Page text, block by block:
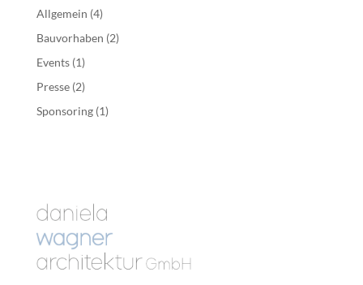
Allgemein (4)
Bauvorhaben (2)
Events(1)
Presse(2)
Sponsoring(1)